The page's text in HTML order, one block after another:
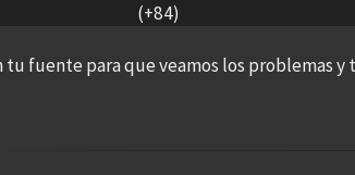
(+84)
tu fuente para que veamos los problemas y